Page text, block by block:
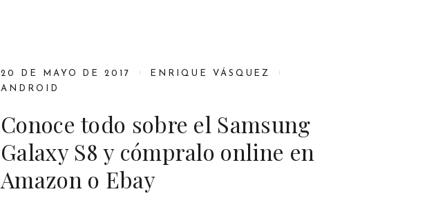
20 DE MAYO DE 2017
ENRIQUE VÁSQUEZ
ANDROID
Conoce todo sobre el Samsung
Galaxy S8 y cómpralo online en
Amazon o Ebay